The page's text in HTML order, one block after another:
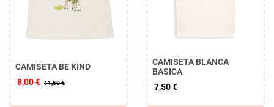
CAMISETA BE KIND
8,00 € 11,50 €
CAMISETA BLANCA
BASICA
7,50 €